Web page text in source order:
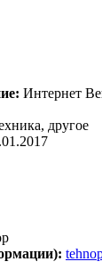
Интернет
другое